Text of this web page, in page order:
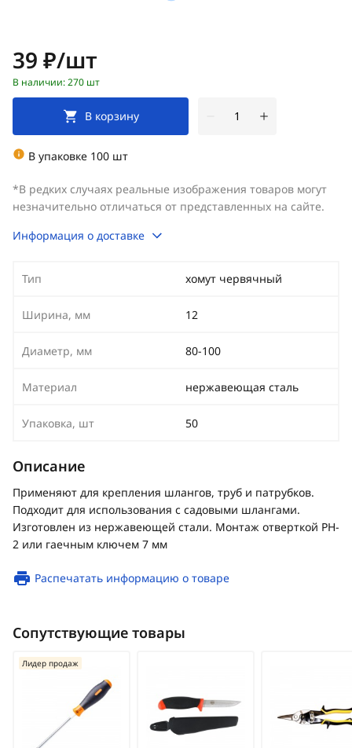
Цена:
39 ₽/шт
В наличии: 270 шт
В корзину
В упаковке 100 шт
*В редких случаях реальные изображения товаров могут
незначительно отличаться от представленных на сайте.
Информация о доставке
Тип хомут червячный
Ширина, мм 12
Диаметр, мм 80-100
Материал нержавеющая сталь
Упаковка, шт 50
Описание
Применяют для крепления шлангов, труб и патрубков.
Подходит для использования с садовыми шлангами.
Изготовлен из нержавеющей стали. Монтаж отверткой PH-
2 или гаечным ключем 7 мм
Распечатать информацию о товаре
Сопутствующие товары
Лидер продаж